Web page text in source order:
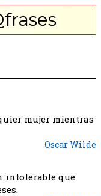
mujer mientras
Oscar Wilde
intolerable que